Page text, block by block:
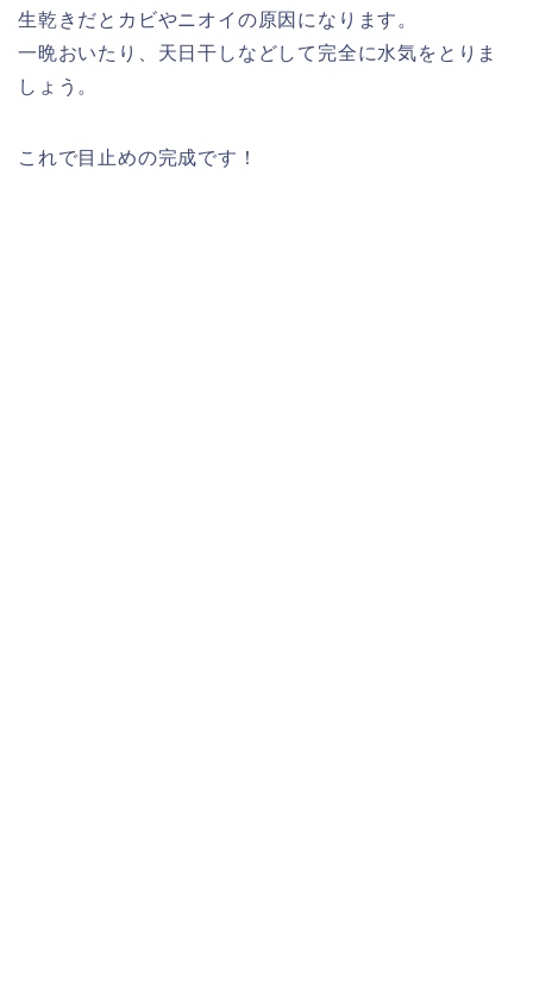
生乾きだとカビやニオイの原因になります。
一晩おいたり、天日干しなどして完全に水気をとりま
しょう。
これで目止めの完成です！